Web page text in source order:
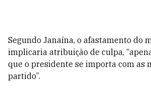
Segundo Janaína, o afastamento do
implicaria atribuição de culpa,
que o presidente se importa com as
partido”.